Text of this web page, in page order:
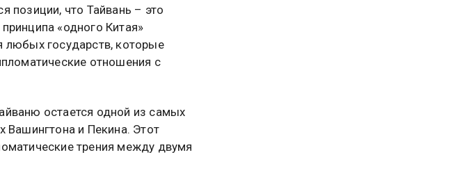
позиции, что Тайвань – это
«одного Китая»
любых государств, которые
отношения с
остается одной из самых
Вашингтона и Пекина. Этот
трения между двумя